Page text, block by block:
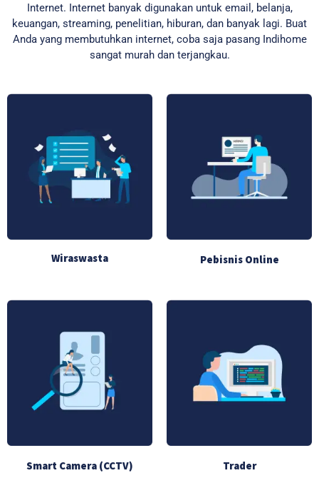
Internet. Internet banyak digunakan untuk email, belanja,
keuangan, streaming, penelitian, hiburan, dan banyak lagi. Buat
Anda yang membutuhkan internet, coba saja pasang Indihome
sangat murah dan terjangkau.
Wiraswasta Pebisnis Online
Smart Camera (CCTV) Trader